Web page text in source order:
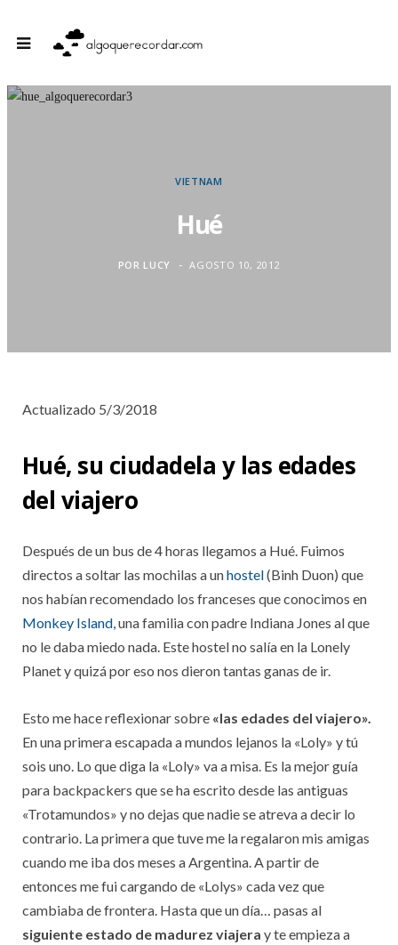
VIETNAM
Hué
POR LUCY AGOSTO 10, 2012
Actualizado 5/3/2018
Hué, su ciudadela y las edades
del viajero
Después de un bus de 4 horas llegamos a Hué. Fuimos
directos a soltar las mochilas a unhostel(Binh Duon) que
nos habían recomendado los franceses que conocimos en
Monkey Island, una familia con padre Indiana Jones al que
no le daba miedo nada. Este hostel no salía en la Lonely
Planet y quizá por eso nos dieron tantas ganas de ir.
Esto me hace reflexionar sobre «las edades del viajero».
En una primera escapada a mundos lejanos la «Loly» y tú
sois uno. Lo que diga la «Loly» va a misa. Es la mejor guía
para backpackers que se ha escrito desde las antiguas
«Trotamundos» y no dejas que nadie se atreva a decir lo
contrario. La primera que tuve me la regalaron mis amigas
cuando me iba dos meses a Argentina. A partir de
entonces me fui cargando de «Lolys» cada vez que
cambiaba de frontera. Hasta que un día… pasas al
siguiente estado de madurez viajera y te empieza a